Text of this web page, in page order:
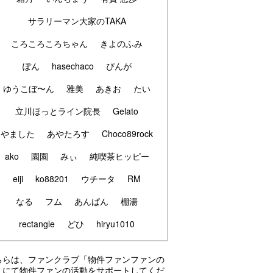
サラリーマン大家のTAKA
ころころころちゃん
きよのふみ
ぽん
hasechaco
ぴんが
ゆうこぼ〜ん
雅美 あきお
たい
立川ほっとライン院長
Gelato
やました
あやたろす
Choco89rock
ako
園園 みぃ
純喫茶ヒッピー
eiji
ko88201 ウチータ
RM
なる
フム あんぱん
棚湯
rectangle
どひ hiryu1010
らは、ファンクラブ「物件ファンファンの
にて物件ファンの活動をサポートしてくだ